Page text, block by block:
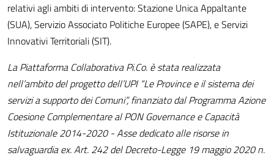
relativi agli ambiti di intervento: Stazione Unica Appaltante
(SUA), Servizio Associato Politiche Europee (SAPE), e Servizi
Innovativi Territoriali (SIT).
La Piattaforma Collaborativa Pi.Co. è stata realizzata
nell’ambito del progetto dell’UPI “Le Province e il sistema dei
servizi a supporto dei Comuni”, finanziato dal Programma Azione
Coesione Complementare al PON Governance e Capacità
Istituzionale 2014-2020 - Asse dedicato alle risorse in
salvaguardia ex. Art. 242 del Decreto-Legge 19 maggio 2020 n.